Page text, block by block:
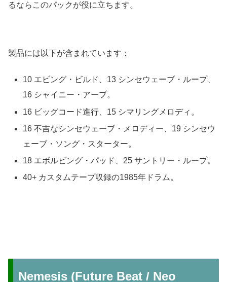
るならこのパックが役に立ちます。
製品には以下が含まれています：
10 エビング・ビルド、13 シンセウェーブ・ループ、
16 シャイニー・アープ。
16 ビッグコード進行、15 シマリングメロディ。
16 不吉なシンセウェーブ・メロディー、19 シンセウ
ェーブ・ソング・スターター。
18 エボルビング・パッド、25 サントリー・ループ。
40+ カスタムテープ収録の1985年ドラム。
Nemesis (Future Beat / Neo